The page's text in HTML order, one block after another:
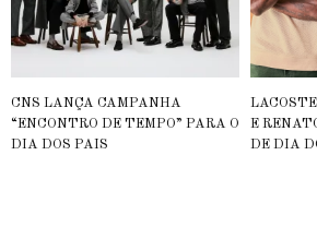
CNS LANÇA CAMPANHA
“ENCONTRO DE TEMPO” PARA O
DIA DOS PAIS
E
DE DIA